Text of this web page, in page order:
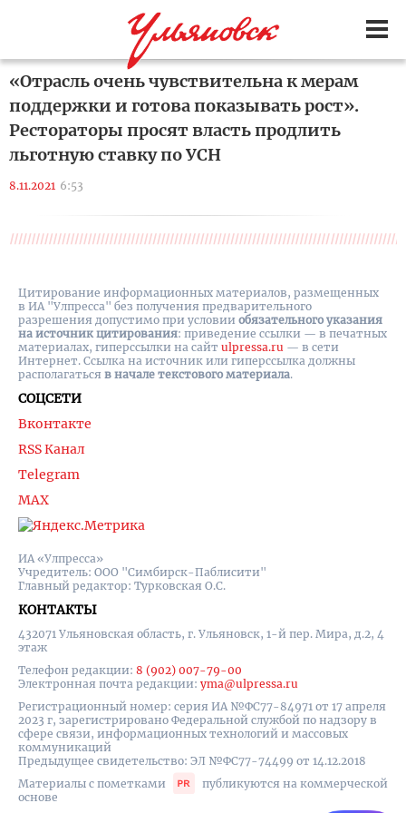
«Отрасль очень чувствительна к мерам
поддержки и готова показывать рост».
Рестораторы просят власть продлить
льготную ставку по УСН
8.11.2021 6:53
ИА «Улпресса»
Учредитель: ООО "Симбирск-Паблисити"
Главный редактор: Турковская О.С.
КОНТАКТЫ
432071 Ульяновская область, г. Ульяновск, 1-й пер. Мира, д.2, 4
этаж
Телефон редакции: 8 (902) 007-79-00
Электронная почта редакции: yma@ulpressa.ru
Регистрационный номер: серия ИА №ФС77-84971 от 17 апреля
2023 г, зарегистрировано Федеральной службой по надзору в
сфере связи, информационных технологий и массовых
коммуникаций
Предыдущее свидетельство: ЭЛ №ФС77-74499 от 14.12.2018
Материалы с пометками
публикуются на коммерческой
основе
СОЦСЕТИ
Вконтакте
RSS Канал
Telegram
MAX
Цитирование информационных материалов, размещенных
в ИА "Улпресса" без получения предварительного
разрешения допустимо при условии обязательного указания
на источник цитирования: приведение ссылки — в печатных
материалах, гиперссылки на cайт ulpressa.ru — в сети
Интернет. Ссылка на источник или гиперссылка должны
располагаться в начале текстового материала.